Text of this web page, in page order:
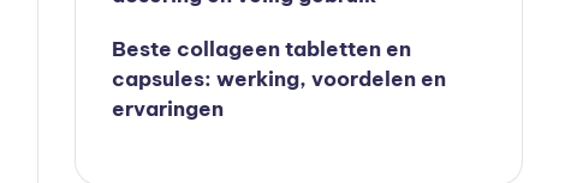
Beste collageen tabletten en
capsules: werking, voordelen en
ervaringen